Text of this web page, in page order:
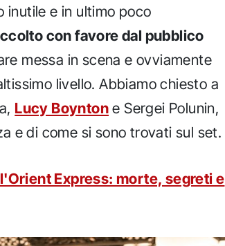
inutile e in ultimo poco
con favore dal pubblico
messa in scena e ovviamente
livello. Abbiamo chiesto a
Lucy Boynton e Sergei Polunin,
e di come si sono trovati sul set.
Express: morte, segreti e